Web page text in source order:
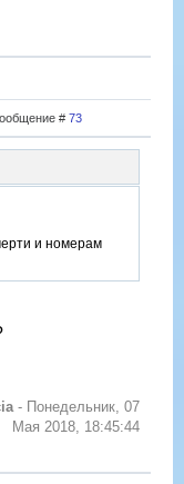
# 73
и номерам
- Понедельник, 07
Мая 2018, 18:45:44